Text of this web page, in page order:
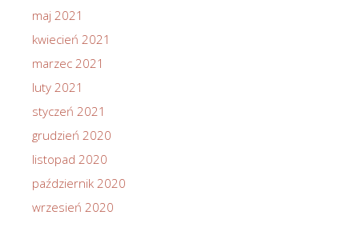
maj 2021
kwiecień 2021
marzec 2021
luty 2021
styczeń 2021
grudzień 2020
listopad 2020
październik 2020
wrzesień 2020